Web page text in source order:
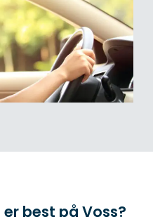
best på Voss?